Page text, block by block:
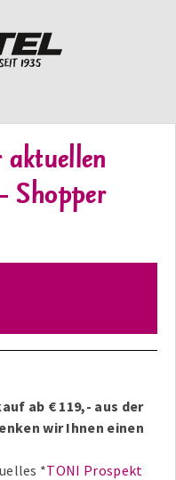
ab € 119,- aus der
wir Ihnen einen
*TONI Prospekt